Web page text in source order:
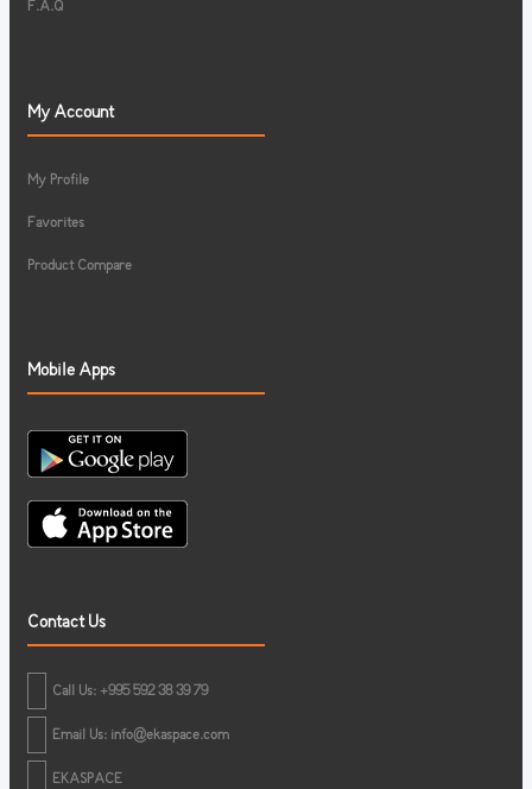
F.A.Q
My Account
My Profile
Favorites
Product Compare
Mobile Apps
Contact Us
Call Us: +995 592 38 39 79
Email Us: info@ekaspace.com
EKASPACE